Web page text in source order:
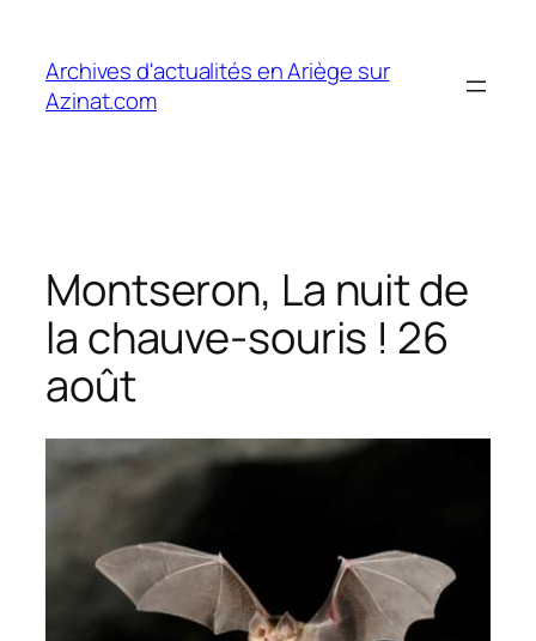
contenu
Archives d'actualités en Ariège sur
Azinat.com
Montseron, La nuit de
la chauve-souris ! 26
août